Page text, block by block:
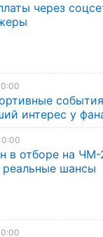
через
интерес у
в отборе на
реальные шансы